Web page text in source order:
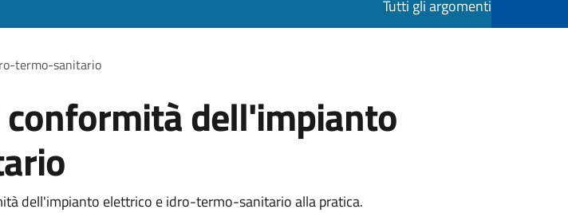
Tutti gli argomenti
termo-sanitario
conformità dell'impianto
dell'impianto elettrico e idro-termo-sanitario alla pratica.